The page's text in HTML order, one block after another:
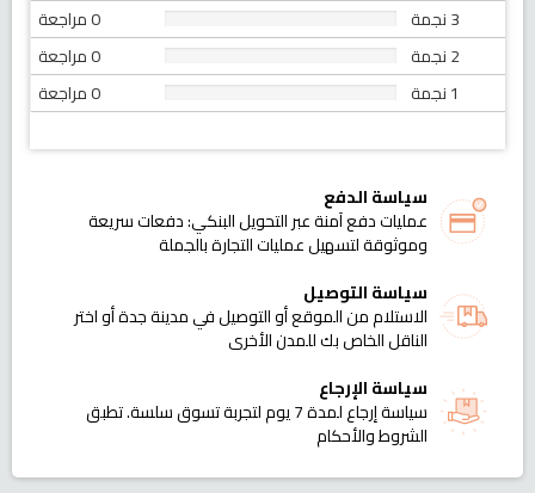
3 نجمة
0 مراجعة
2 نجمة
0 مراجعة
1 نجمة
0 مراجعة
سياسة الدفع
عمليات دفع آمنة عبر التحويل البنكي: دفعات سريعة
وموثوقة لتسهيل عمليات التجارة بالجملة
سياسة التوصيل
الاستلام من الموقع أو التوصيل في مدينة جدة أو اختر
الناقل الخاص بك للمدن الأخرى
سياسة الإرجاع
سياسة إرجاع لمدة 7 يوم لتجربة تسوق سلسة. تطبق
الشروط والأحكام